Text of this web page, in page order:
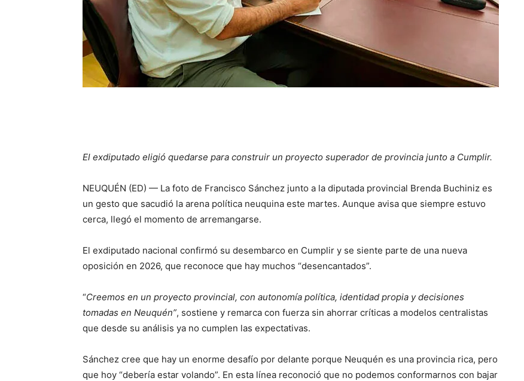
El exdiputado eligió quedarse para construir un proyecto superador de provincia junto a Cumplir.
NEUQUÉN (ED) — La foto de Francisco Sánchez junto a la diputada provincial Brenda Buchiniz es
un gesto que sacudió la arena política neuquina este martes. Aunque avisa que siempre estuvo
cerca, llegó el momento de arremangarse.
El exdiputado nacional confirmó su desembarco en Cumplir y se siente parte de una nueva
oposición en 2026, que reconoce que hay muchos “desencantados”.
“Creemos en un proyecto provincial, con autonomía política, identidad propia y decisiones
tomadas en Neuquén”, sostiene y remarca con fuerza sin ahorrar críticas a modelos centralistas
que desde su análisis ya no cumplen las expectativas.
Sánchez cree que hay un enorme desafío por delante porque Neuquén es una provincia rica, pero
que hoy “debería estar volando”. En esta línea reconoció que no podemos conformarnos con bajar